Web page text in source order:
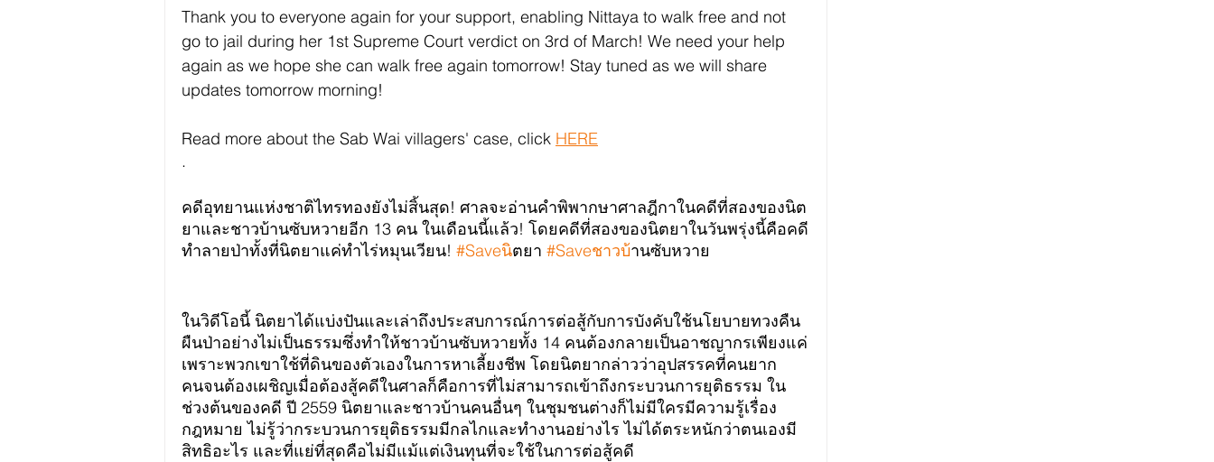
Thank you to everyone again for your support, enabling Nittaya to walk free and not
go to jail during her 1st Supreme Court verdict on 3rd of March! We need your help
again as we hope she can walk free again tomorrow! Stay tuned as we will share
updates tomorrow morning!
Read more about the Sab Wai villagers' case, click HERE
.
คดีอุทยานแห่งชาติไทรทองยังไม่สิ้นสุด! ศาลจะอ่านคำพิพากษาศาลฎีกาในคดีที่สองของนิต
ยาและชาวบ้านซับหวายอีก 13 คน ในเดือนนี้แล้ว! โดยคดีที่สองของนิตยาในวันพรุ่งนี้คือคดี
ทำลายป่าทั้งที่นิตยาแค่ทำไร่หมุนเวียน! #Saveนิตยา #Saveชาวบ้านซับหวาย
ในวิดีโอนี้ นิตยาได้แบ่งปันและเล่าถึงประสบการณ์การต่อสู้กับการบังคับใช้นโยบายทวงคืน
ผืนป่าอย่างไม่เป็นธรรมซึ่งทำให้ชาวบ้านซับหวายทั้ง 14 คนต้องกลายเป็นอาชญากรเพียงแค่
เพราะพวกเขาใช้ที่ดินของตัวเองในการหาเลี้ยงชีพ โดยนิตยากล่าวว่าอุปสรรคที่คนยาก
คนจนต้องเผชิญเมื่อต้องสู้คดีในศาลก็คือการที่ไม่สามารถเข้าถึงกระบวนการยุติธรรม ใน
ช่วงต้นของคดี ปี 2559 นิตยาและชาวบ้านคนอื่นๆ ในชุมชนต่างก็ไม่มีใครมีความรู้เรื่อง
กฎหมาย ไม่รู้ว่ากระบวนการยุติธรรมมีกลไกและทำงานอย่างไร ไม่ได้ตระหนักว่าตนเองมี
สิทธิอะไร และที่แย่ที่สุดคือไม่มีแม้แต่เงินทุนที่จะใช้ในการต่อสู้คดี